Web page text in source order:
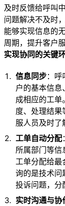
及时反馈给呼叫
问题解决不及时
能够实现信息的
周期，提升客户
实现协同的关键
信息同步：
户的基本信
成相应的工
度、处理结
服人员及时了
工单自动分配
所属部门等
工单分配给最
询的是技术问
投诉问题，分
实时沟通与协